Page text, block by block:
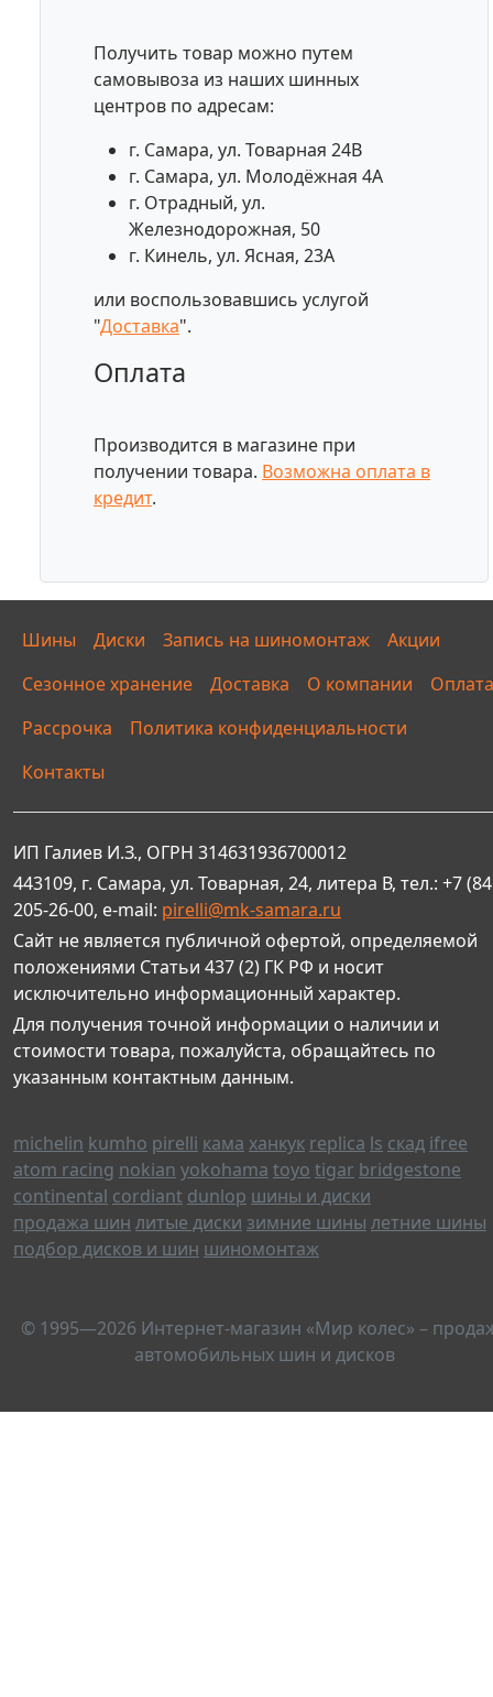
Получить товар можно путем
самовывоза из наших шинных
центров по адресам:
г. Самара, ул. Товарная 24В
г. Самара, ул. Молодёжная 4А
г. Отрадный, ул.
Железнодорожная, 50
г. Кинель, ул. Ясная, 23А
или воспользовавшись услугой
"Доставка".
Оплата
Производится в магазине при
получении товара. Возможна оплата в
кредит.
Шины Диски Запись на шиномонтаж
Акции
Сезонное хранение
Доставка О компании
Оплата
Рассрочка
Политика конфиденциальности
Контакты
ИП Галиев И.З., ОГРН 314631936700012
443109, г. Самара, ул. Товарная, 24, литера В, тел.: +7
205-26-00, e-mail: pirelli@mk-samara.ru
Сайт не является публичной офертой, определяемой
положениями Статьи 437 (2) ГК РФ и носит
исключительно информационный характер.
Для получения точной информации о наличии и
стоимости товара, пожалуйста, обращайтесь по
указанным контактным данным.
michelin kumho pirelli кама ханкук replica ls скад ifree
atom racing nokian yokohama toyo tigar bridgestone
continental cordiant dunlop шины и диски
продажа шин литые диски зимние шины летние шины
подбор дисков и шин шиномонтаж
© 1995—2026 Интернет-магазин «Мир колес» –
автомобильных шин и дисков